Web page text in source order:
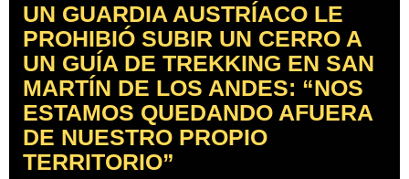
UN GUARDIA AUSTRÍACO LE
PROHIBIÓ SUBIR UN CERRO A
UN GUÍA DE TREKKING EN SAN
MARTÍN DE LOS ANDES: “NOS
ESTAMOS QUEDANDO AFUERA
DE NUESTRO PROPIO
TERRITORIO”